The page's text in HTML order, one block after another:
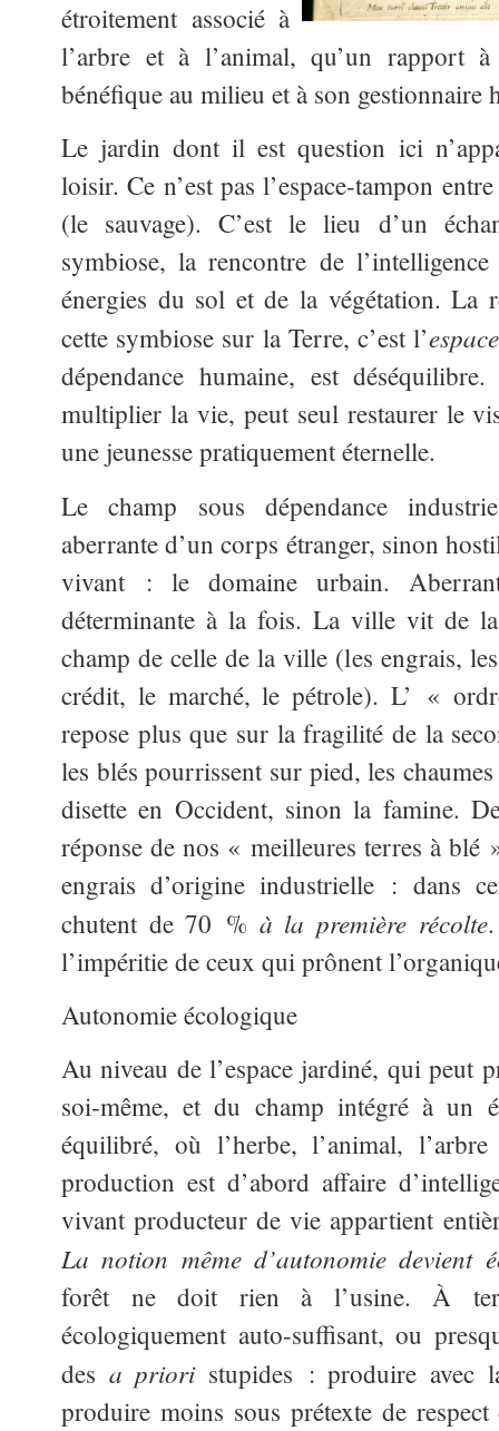
étroitement associé à
l’arbre et à l’animal, qu’un rapport
bénéfique au milieu et à son gestionnaire
Le jardin dont il est question ici
loisir. Ce n’est pas l’espace-tampon
(le sauvage). C’est le lieu d’un
symbiose, la rencontre de
énergies du sol et de la végétation. La
cette symbiose sur la Terre, c’est l’
dépendance humaine, est
multiplier la vie, peut seul restaurer le
une jeunesse pratiquement éternelle.
Le champ sous dépendance
aberrante d’un corps étranger, sinon
vivant : le domaine urbain.
déterminante à la fois. La ville vit de
champ de celle de la ville (les engrais,
crédit, le marché, le pétrole). L’ «
repose plus que sur la fragilité de la
les blés pourrissent sur pied, les
disette en Occident, sinon la famine.
réponse de nos « meilleures terres à blé
engrais d’origine industrielle : dans
chutent de 70 % à la première récolte
l’impéritie de ceux qui prônent
Autonomie écologique
Au niveau de l’espace jardiné, qui peut
soi-même, et du champ intégré à un
équilibré, où l’herbe, l’animal,
production est d’abord affaire
vivant producteur de vie appartient
La notion même d’autonomie devient
forêt ne doit rien à l’usine. À
écologiquement auto-suffisant, ou
des a prioristupides : produire avec
produire moins sous prétexte de